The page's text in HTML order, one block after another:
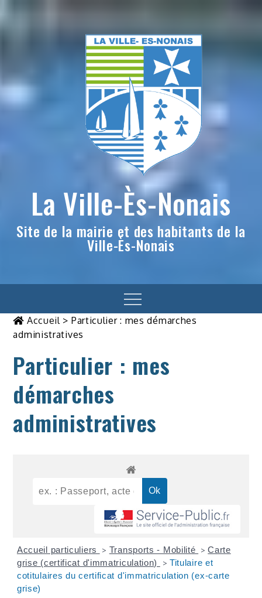
La Ville-Ès-Nonais
Site de la mairie et des habitants de la
Ville-Ès-Nonais
Menu
Accueil> Particulier : mes démarches
administratives
Particulier : mes
démarches
administratives
Accueil particuliers > Transports - Mobilité > Carte
grise (certificat d'immatriculation)
> Titulaire et
cotitulaires du certificat d'immatriculation (ex-carte
grise)